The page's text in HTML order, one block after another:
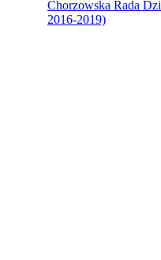
Chorzowska Rada
2016-2019)